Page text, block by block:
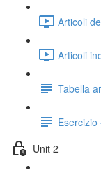
Articoli
Articoli
Tabella
Unit 2